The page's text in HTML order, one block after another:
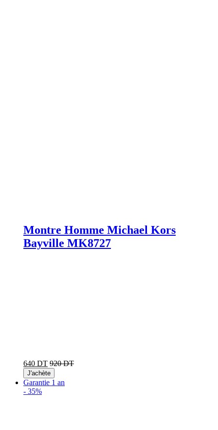
Montre Homme Michael Kors
Bayville MK8727
640 DT 920 DT
J'achète
Garantie 1 an
- 35%